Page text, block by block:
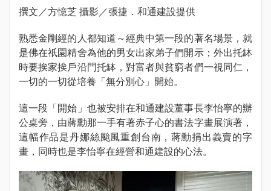
撰文／方憶芝 攝影／張捷．和通建設提供
熟悉金剛經的人都知道～經典中第一段的著名場景，就
是佛在祇園精舍為他的男女出家弟子們開示；外出托缽
時要挨家挨戶沿門托缽，對富者與貧窮者們一視同仁，
一切的一切從培養「無分別心」開始。
這一段「開始」也被安排在和通建設董事長李怡寧的辦
公桌旁，由蔣勳那一手有著赤子心的書法字畫展演著，
這幅作品是丹娜絲颱風重創台南，蔣勳捐出義賣的字
畫，同時也是李怡寧在經營和通建設的心法。